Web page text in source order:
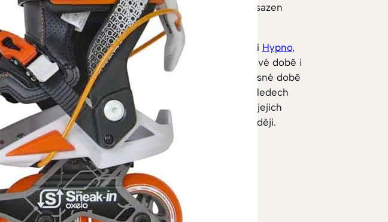
se dotahuje přezkou vzadu nad patou. Rám je osazen
čtyřmi kolečky 80 mm.
Jde o důstojného následníka legendárních bruslí Hypno,
ale přestože byl koncept velmi použitelný a ve své době i
levný (brusle stály méně než 100 Euro), v současné době
se již neprodává. Je však zjevné, že v mnoha ohledech
inspiroval německou značku Powerslide a vývoj jejich
modelů Doop
, které se objevily jen o pár let později.
Štítky:Fitness